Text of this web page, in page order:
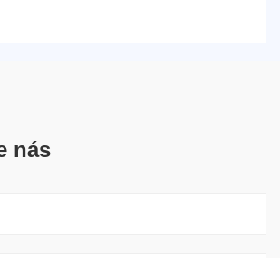
nás